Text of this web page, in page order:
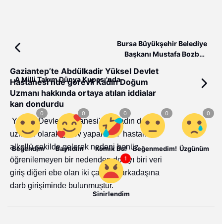
Gaziantep’te Abdülkadir Yüksel Devlet
Hastanesi’nde görevli Kadın Doğum
Uzmanı hakkında ortaya atılan iddialar
kan dondurdu
Yüksel Devlet Hastanesi'nde kadın doğum
uzmanı olarak görev yapan M.Y hastaneye
alkollü şekilde gelerek nedeni henüz
öğrenilemeyen bir nedenden dolayı biri veri
giriş diğeri ebe olan iki çalışma arkadaşına
darb girişiminde bulunmuştur.
Bursa Büyükşehir Belediye
Başkanı Mustafa Bozbey
A Milli Takım Dünya Kupası'nda
Beğendim Bayıldım Komik Bu! Beğenmedim! Üzgünüm
Sinirlendim